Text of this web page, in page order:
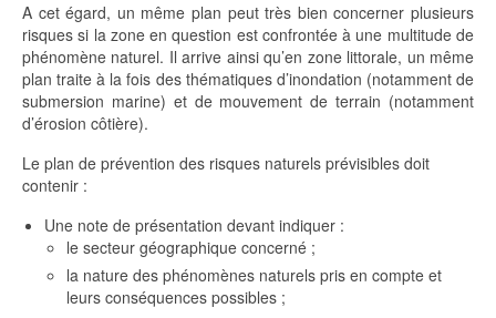
A cet égard, un même plan peut très bien concerner plusieurs
risques si la zone en question est confrontée à une multitude de
phénomène naturel. Il arrive ainsi qu’en zone littorale, un même
plan traite à la fois des thématiques d’inondation (notamment de
submersion marine) et de mouvement de terrain (notamment
d’érosion côtière).
Le plan de prévention des risques naturels prévisibles doit
contenir :
Une note de présentation devant indiquer :
le secteur géographique concerné ;
la nature des phénomènes naturels pris en compte et
leurs conséquences possibles ;